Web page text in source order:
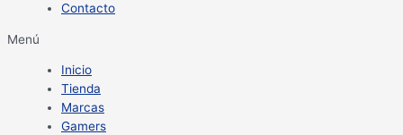
Contacto
Menú
Inicio
Tienda
Marcas
Gamers